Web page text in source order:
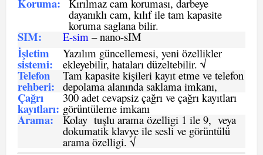
Koruma: Kırılmaz cam koruması, darbeye
dayanıklı cam, kılıf ile tam kapasite
koruma saglana bilir.
SIM: E-sim – nano-sIM
İşletim
sistemi:
Yazılım güncellemesi, yeni özellikler
ekleyebilir, hataları düzeltebilir. √
Telefon
rehberi:
Tam kapasite kişileri kayıt etme ve telefon
depolama alanında saklama imkanı,
Çağrı
kayıtları:
300 adet cevapsiz çağrı ve çağrı kayıtları
görüntüleme imkanı
Arama: Kolay tuşlu arama özelligi 1 ile 9, veya
dokumatik klavye ile sesli ve görüntülü
arama özelligi. √